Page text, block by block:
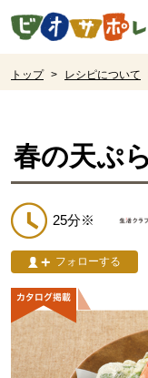
ページの先頭です。
トップ > レシピについて
春の天ぷら
25分※
フォローする